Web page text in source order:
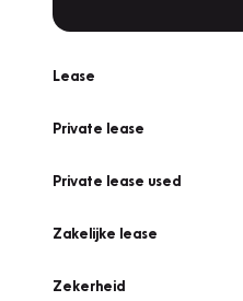
Lease
Private lease
Private lease used
Zakelijke lease
Zekerheid